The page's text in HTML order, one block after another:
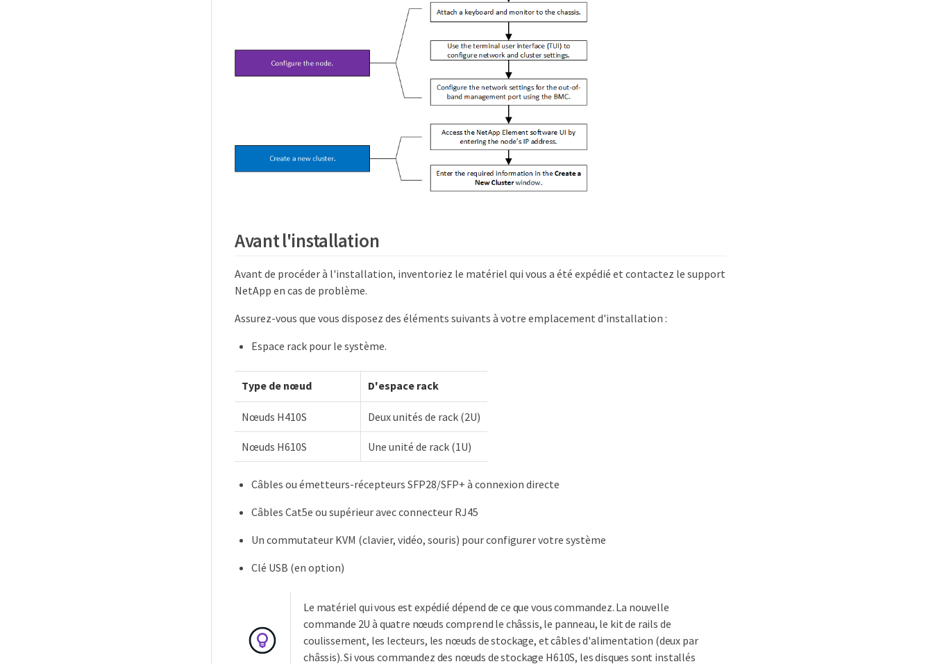
Avant l'installation
Avant de procéder à l'installation, inventoriez le matériel qui vous a été expédié et contactez le support
NetApp en cas de problème.
Assurez-vous que vous disposez des éléments suivants à votre emplacement d'installation :
Espace rack pour le système.
Type de nœud D'espace rack
Nœuds H410S Deux unités de rack (2U)
Nœuds H610S Une unité de rack (1U)
Câbles ou émetteurs-récepteurs SFP28/SFP+ à connexion directe
Câbles Cat5e ou supérieur avec connecteur RJ45
Un commutateur KVM (clavier, vidéo, souris) pour configurer votre système
Clé USB (en option)
Le matériel qui vous est expédié dépend de ce que vous commandez. La nouvelle
commande 2U à quatre nœuds comprend le châssis, le panneau, le kit de rails de
coulissement, les lecteurs, les nœuds de stockage, et câbles d'alimentation (deux par
châssis). Si vous commandez des nœuds de stockage H610S, les disques sont installés